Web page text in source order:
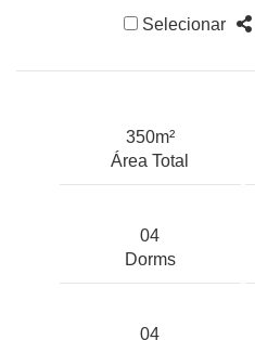
Selecionar
350m²
Área Total
04
Dorms
04